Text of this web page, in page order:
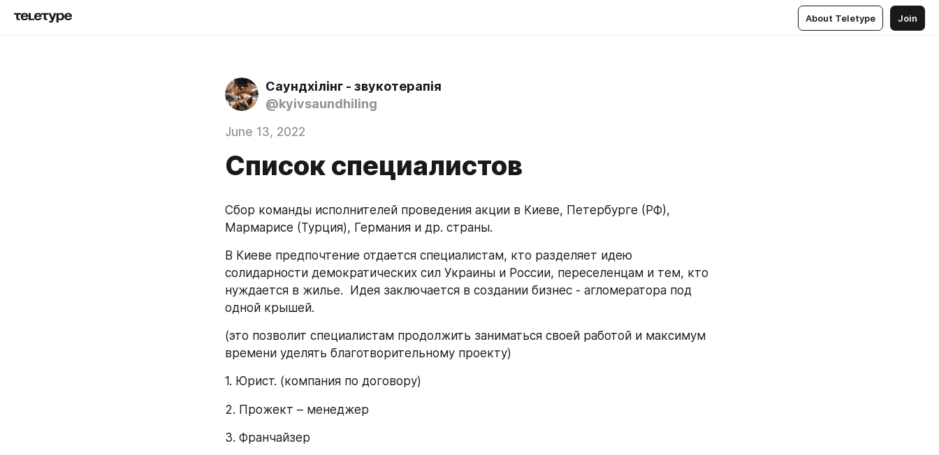
About Teletype Join
Саундхілінг - звукотерапія
@kyivsaundhiling
June 13, 2022
Список специалистов
Сбор команды исполнителей проведения акции в Киеве, Петербурге (РФ),
Мармарисе (Турция), Германия и др. страны.
В Киеве предпочтение отдается специалистам, кто разделяет идею
солидарности демократических сил Украины и России, переселенцам и тем, кто
нуждается в жилье.  Идея заключается в создании бизнес - агломератора под
одной крышей.
(это позволит специалистам продолжить заниматься своей работой и максимум
времени уделять благотворительному проекту)
1. Юрист. (компания по договору)
2. Прожект – менеджер
3. Франчайзер